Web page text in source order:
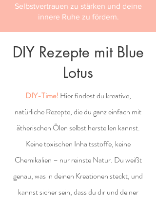
Selbstvertrauen zu stärken und deine
innere Ruhe zu fördern.
DIY Rezepte mit Blue
Lotus
DIY-Time! Hier findest du kreative,
natürliche Rezepte, die du ganz einfach mit
ätherischen Ölen selbst herstellen kannst.
Keine toxischen Inhaltsstoffe, keine
Chemikalien – nur reinste Natur. Du weißt
genau, was in deinen Kreationen steckt, und
kannst sicher sein, dass du dir und deiner